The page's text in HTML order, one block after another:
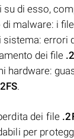
su di esso,
malware: i file
sistema: errori
dei file
hardware:
.
dei file
per